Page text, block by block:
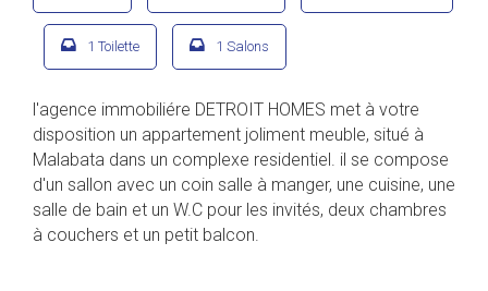
1 Toilette 1 Salons
l'agence immobiliére DETROIT HOMES met à votre
disposition un appartement joliment meuble, situé à
Malabata dans un complexe residentiel. il se compose
d'un sallon avec un coin salle à manger, une cuisine, une
salle de bain et un W.C pour les invités, deux chambres
à couchers et un petit balcon.